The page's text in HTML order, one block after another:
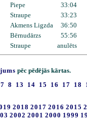
Piepe
33:04
Straupe
33:23
Akmens Ligzda
36:50
Bērnudārzs
55:56
Straupe anulēts
pēc pēdējās kārtas.
7 8 13 14 15 16 17 18
2018 2017 2016 2015
2002 2001 2000 1999